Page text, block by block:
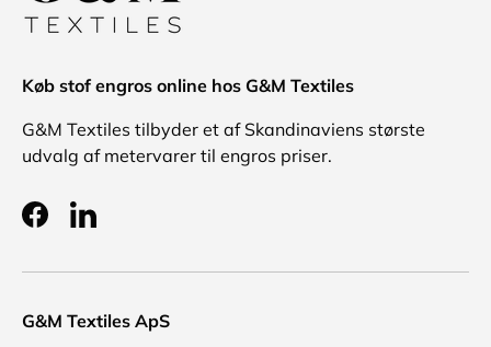
Køb stof engros online hos G&M Textiles
G&M Textiles tilbyder et af Skandinaviens største
udvalg af metervarer til engros priser.
FacebookLinkedIn
G&M Textiles ApS